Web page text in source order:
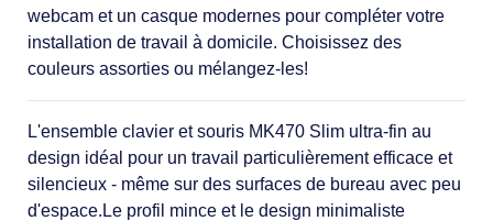
webcam et un casque modernes pour compléter votre
installation de travail à domicile. Choisissez des
couleurs assorties ou mélangez-les!
L'ensemble clavier et souris MK470 Slim ultra-fin au
design idéal pour un travail particulièrement efficace et
silencieux - même sur des surfaces de bureau avec peu
d'espace.Le profil mince et le design minimaliste